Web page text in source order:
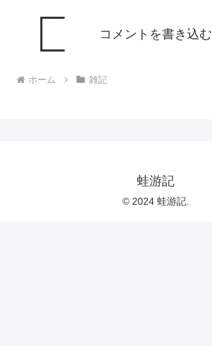
コメントを書き込む
ホーム 雑記
蛙游記
© 2024 蛙游記.